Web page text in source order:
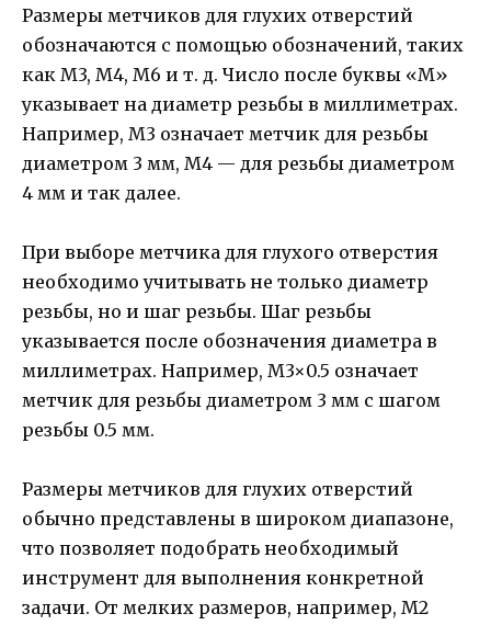
Размеры метчиков для глухих отверстий
обозначаются с помощью обозначений, таких
как М3, М4, М6 и т. д. Число после буквы «М»
указывает на диаметр резьбы в миллиметрах.
Например, М3 означает метчик для резьбы
диаметром 3 мм, М4 — для резьбы диаметром
4 мм и так далее.
При выборе метчика для глухого отверстия
необходимо учитывать не только диаметр
резьбы, но и шаг резьбы. Шаг резьбы
указывается после обозначения диаметра в
миллиметрах. Например, М3×0.5 означает
метчик для резьбы диаметром 3 мм с шагом
резьбы 0.5 мм.
Размеры метчиков для глухих отверстий
обычно представлены в широком диапазоне,
что позволяет подобрать необходимый
инструмент для выполнения конкретной
задачи. От мелких размеров, например, М2